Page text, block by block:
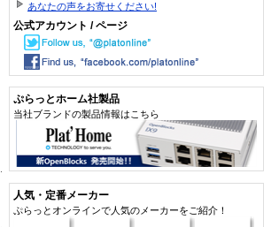
あなたの声をお寄せください!
公式アカウント / ページ
ぷらっとホーム社製品
当社ブランドの製品情報はこちら
人気・定番メーカー
ぷらっとオンラインで人気のメーカーをご紹介！